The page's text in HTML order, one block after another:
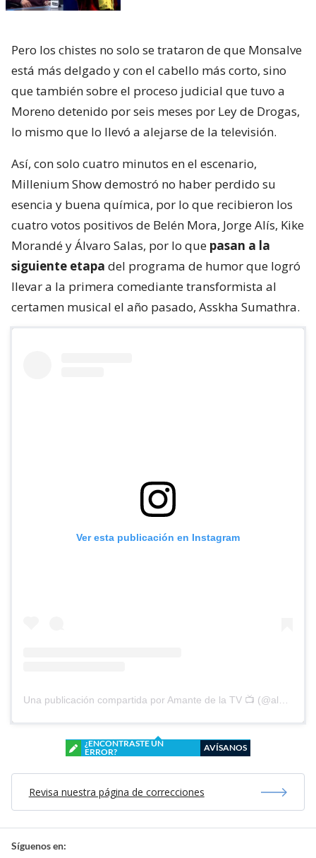
Pero los chistes no solo se trataron de que Monsalve
está más delgado y con el cabello más corto, sino
que también sobre el proceso judicial que tuvo a
Moreno detenido por seis meses por Ley de Drogas,
lo mismo que lo llevó a alejarse de la televisión.
Así, con solo cuatro minutos en el escenario,
Millenium Show demostró no haber perdido su
esencia y buena química, por lo que recibieron los
cuatro votos positivos de Belén Mora, Jorge Alís, Kike
Morandé y Álvaro Salas, por lo que pasan a la
siguiente etapa del programa de humor que logró
llevar a la primera comediante transformista al
certamen musical el año pasado, Asskha Sumathra.
Ver esta publicación en Instagram
Una publicación compartida por Amante de la TV 📺 (@alguien_te_observa)
¿ENCONTRASTE UN
ERROR?
AVÍSANOS
Revisa nuestra página de correcciones
Síguenos en: